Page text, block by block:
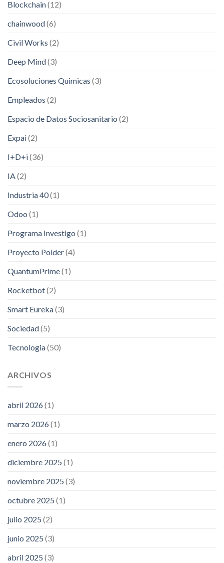
Blockchain(12)
chainwood(6)
Civil Works (2)
Deep Mind(3)
Ecosoluciones Quimicas (3)
Empleados (2)
Espacio de Datos Sociosanitario (2)
Expai(2)
I+D+i(36)
IA(2)
Industria 40(1)
Odoo (1)
Programa Investigo (1)
Proyecto Polder(4)
QuantumPrime(1)
Rocketbot(2)
Smart Eureka(3)
Sociedad(5)
Tecnologia(50)
ARCHIVOS
abril 2026(1)
marzo 2026(1)
enero 2026(1)
diciembre 2025 (1)
noviembre 2025 (3)
octubre 2025 (1)
julio 2025 (2)
junio 2025 (3)
abril 2025 (3)